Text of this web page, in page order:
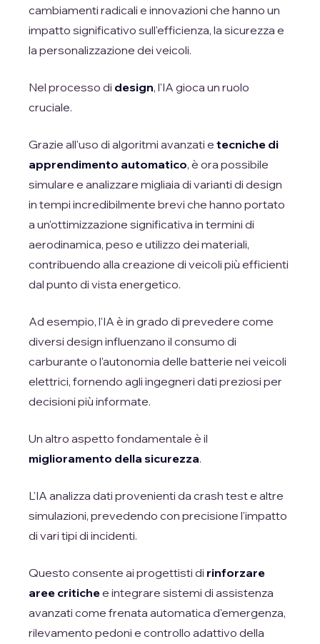
cambiamenti radicali e innovazioni che hanno un
impatto significativo sull'efficienza, la sicurezza e
la personalizzazione dei veicoli.
Nel processo di design, l'IA gioca un ruolo
cruciale.
Grazie all'uso di algoritmi avanzati e tecniche di
apprendimento automatico, è ora possibile
simulare e analizzare migliaia di varianti di design
in tempi incredibilmente brevi che hanno portato
a un'ottimizzazione significativa in termini di
aerodinamica, peso e utilizzo dei materiali,
contribuendo alla creazione di veicoli più efficienti
dal punto di vista energetico.
Ad esempio, l'IA è in grado di prevedere come
diversi design influenzano il consumo di
carburante o l'autonomia delle batterie nei veicoli
elettrici, fornendo agli ingegneri dati preziosi per
decisioni più informate.
Un altro aspetto fondamentale è il
miglioramento della sicurezza.
L'IA analizza dati provenienti da crash test e altre
simulazioni, prevedendo con precisione l'impatto
di vari tipi di incidenti.
Questo consente ai progettisti di rinforzare
aree critichee integrare sistemi di assistenza
avanzati come frenata automatica d'emergenza,
rilevamento pedoni e controllo adattivo della